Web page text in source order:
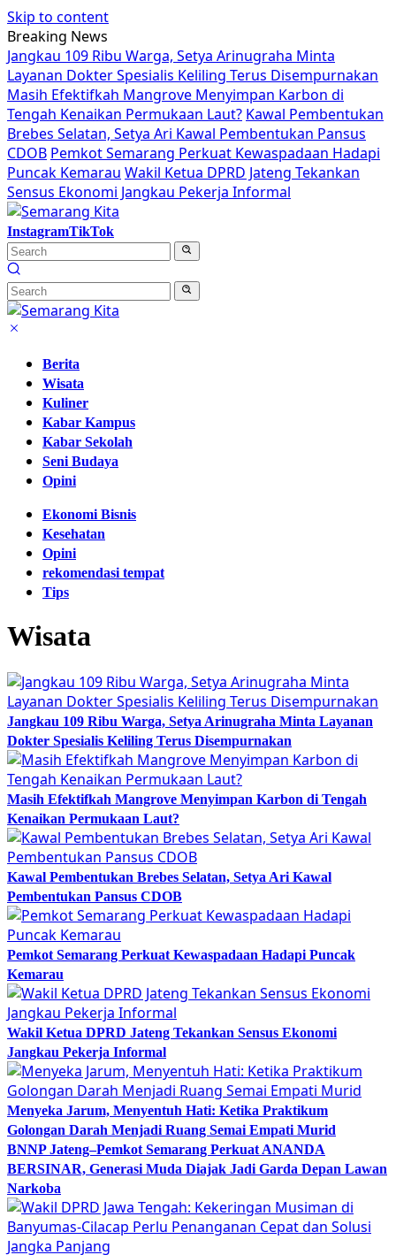
Skip to content
Breaking News
Jangkau 109 Ribu Warga, Setya Arinugraha Minta
Layanan Dokter Spesialis Keliling Terus Disempurnakan
Masih Efektifkah Mangrove Menyimpan Karbon di
Tengah Kenaikan Permukaan Laut? Kawal Pembentukan
Brebes Selatan, Setya Ari Kawal Pembentukan Pansus
CDOB Pemkot Semarang Perkuat Kewaspadaan Hadapi
Puncak Kemarau Wakil Ketua DPRD Jateng Tekankan
Sensus Ekonomi Jangkau Pekerja Informal
InstagramTikTok
Berita
Wisata
Kuliner
Kabar Kampus
Kabar Sekolah
Seni Budaya
Opini
Ekonomi Bisnis
Kesehatan
Opini
rekomendasi tempat
Tips
Wisata
Jangkau 109 Ribu Warga, Setya Arinugraha Minta Layanan
Dokter Spesialis Keliling Terus Disempurnakan
Masih Efektifkah Mangrove Menyimpan Karbon di Tengah
Kenaikan Permukaan Laut?
Kawal Pembentukan Brebes Selatan, Setya Ari Kawal
Pembentukan Pansus CDOB
Pemkot Semarang Perkuat Kewaspadaan Hadapi Puncak
Kemarau
Wakil Ketua DPRD Jateng Tekankan Sensus Ekonomi
Jangkau Pekerja Informal
Menyeka Jarum, Menyentuh Hati: Ketika Praktikum
Golongan Darah Menjadi Ruang Semai Empati Murid
BNNP Jateng–Pemkot Semarang Perkuat ANANDA
BERSINAR, Generasi Muda Diajak Jadi Garda Depan Lawan
Narkoba